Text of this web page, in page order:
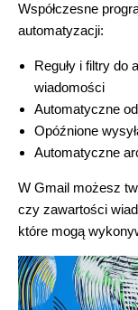
Współczesne
automatyzacji:
Reguły i filtry do
wiadomości
Automatyczne
Opóźnione
Automatyczne
W Gmail możesz
czy zawartości
które mogą